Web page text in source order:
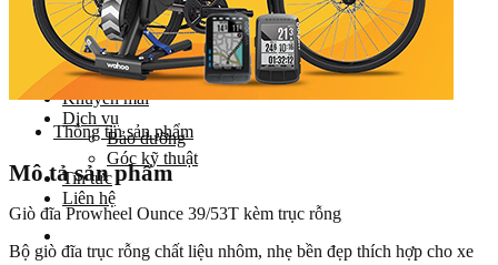
Yên
Cọc yên
Ổ bi
Phụ tùng khác
Khuyến mãi
Dịch vụ
Bảo dưỡng
Góc kỹ thuật
Tin tức
Liên hệ
Thông tin sản phẩm
Mô tả sản phẩm
Giò đĩa Prowheel Ounce 39/53T kèm trục rỗng
Bộ giò đĩa trục rỗng chất liệu nhôm, nhẹ bền đẹp thích hợp cho xe